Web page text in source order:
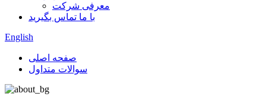
معرفی شرکت
با ما تماس بگیرید
English
صفحه اصلی
سوالات متداول